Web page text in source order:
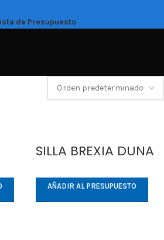
de Presupuesto
SILLA BREXIA DUNA
AÑADIR AL PRESUPUESTO